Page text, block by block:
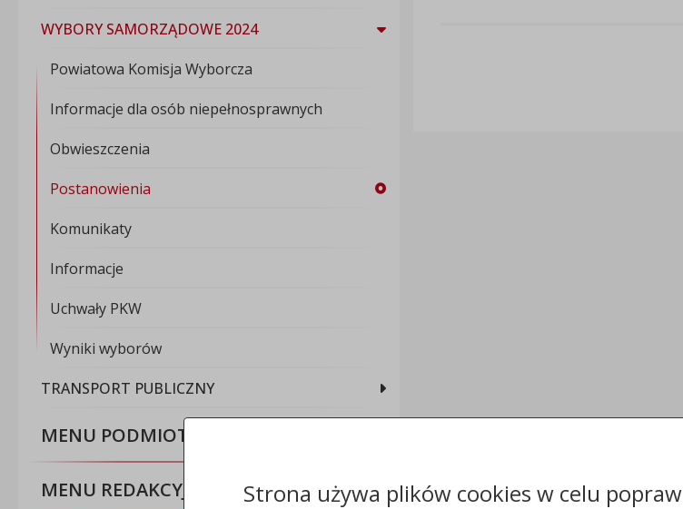
WYBORY SAMORZĄDOWE 2024
Powiatowa Komisja Wyborcza
Informacje dla osób niepełnosprawnych
Obwieszczenia
Postanowienia
Komunikaty
Informacje
Uchwały PKW
Wyniki wyborów
TRANSPORT PUBLICZNY
MENU PODMIOTOWE
MENU REDAKCYJNE
Strona używa plików cookies w celu